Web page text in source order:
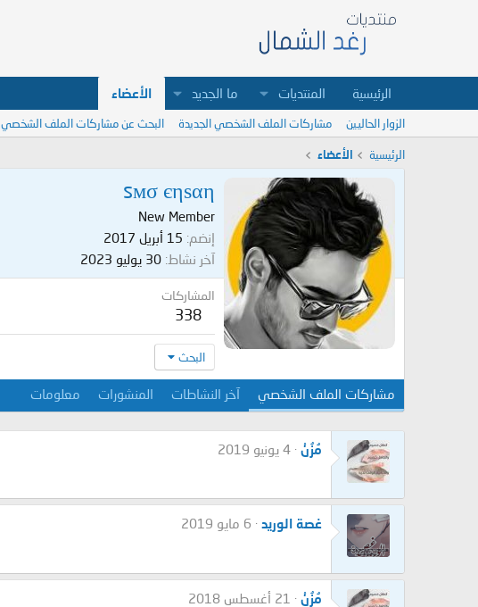
الرئيسية المنتديات ما الجديد الأعضاء
الزوار الحاليين مشاركات الملف الشخصي الجديدة البحث عن مشاركات الملف الشخصي
الرئيسية الأعضاء
sмσ єηѕαη
New Member
إنضم 15 أبريل 2017
آخر نشاط 30 يوليو 2023
المشاركات
338
البحث
مشاركات الملف الشخصي آخر النشاطات المنشورات معلومات
مُزُنْ 4 يونيو 2019
غصة الوريد 6 مايو 2019
مُزُنْ 21 أغسطس 2018